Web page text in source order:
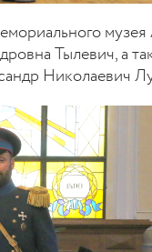
Тылевич, а
Николаевич